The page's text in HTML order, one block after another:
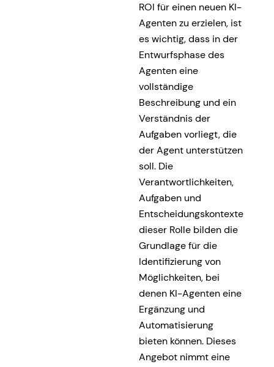
ROI für einen neuen KI-
Agenten zu erzielen, ist
es wichtig, dass in der
Entwurfsphase des
Agenten eine
vollständige
Beschreibung und ein
Verständnis der
Aufgaben vorliegt, die
der Agent unterstützen
soll. Die
Verantwortlichkeiten,
Aufgaben und
Entscheidungskontexte
dieser Rolle bilden die
Grundlage für die
Identifizierung von
Möglichkeiten, bei
denen KI-Agenten eine
Ergänzung und
Automatisierung
bieten können. Dieses
Angebot nimmt eine